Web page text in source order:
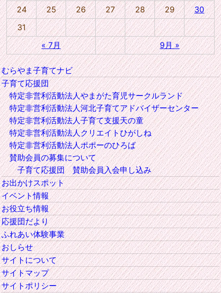
24
25 26 27 28 29
30
31
« 7月
9月 »
むらやま子育てナビ
子育て応援団
特定非営利活動法人やまがた育児サークルランド
特定非営利活動法人河北子育てアドバイザーセンター
特定非営利活動法人子育て支援天の童
特定非営利活動法人クリエイトひがしね
特定非営利活動法人ポポーのひろば
賛助会員の募集について
子育て応援団 賛助会員入会申し込み
お出かけスポット
イベント情報
お役立ち情報
応援団だより
ふれあい体験事業
おしらせ
サイトについて
サイトマップ
サイトポリシー